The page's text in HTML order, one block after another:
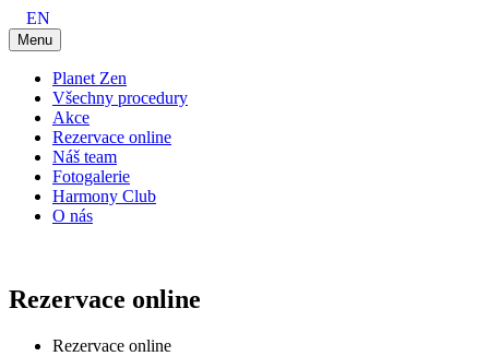
EN
Menu
Planet Zen
Všechny procedury
Akce
Rezervace online
Náš team
Fotogalerie
Harmony Club
O nás
Rezervace online
Rezervace online